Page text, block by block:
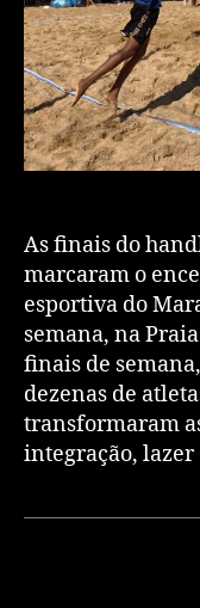
As finais do
marcaram o
esportiva do
semana, na
finais de
dezenas de
transformaram
integração,